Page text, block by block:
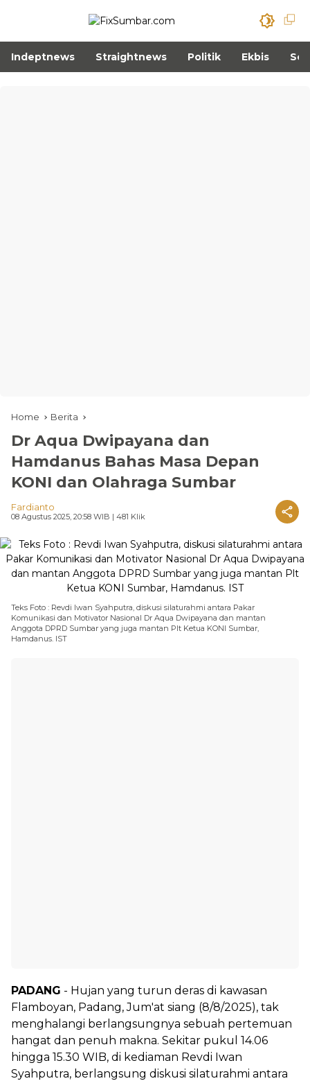
Indeptnews Straightnews Politik Ekbis
Home Berita
Dr Aqua Dwipayana dan
Hamdanus Bahas Masa Depan
KONI dan Olahraga Sumbar
Fardianto
08 Agustus 2025, 20:58 WIB | 481 Klik
Teks Foto : Revdi Iwan Syahputra, diskusi silaturahmi antara Pakar
Komunikasi dan Motivator Nasional Dr Aqua Dwipayana dan mantan
Anggota DPRD Sumbar yang juga mantan Plt Ketua KONI Sumbar,
Hamdanus. IST
PADANG - Hujan yang turun deras di kawasan
Flamboyan, Padang, Jum'at siang (8/8/2025), tak
menghalangi berlangsungnya sebuah pertemuan
hangat dan penuh makna. Sekitar pukul 14.06
hingga 15.30 WIB, di kediaman Revdi Iwan
Syahputra, berlangsung diskusi silaturahmi antara